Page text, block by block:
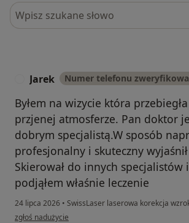
Szukaj w opiniach
Jarek Numer telefonu
Byłem na wizycie która
przjenej atmosferze. Pan doktor
dobrym specjalistą.W sposób
profesjonalny i skuteczny
Skierował do innych specjalistów
podjąłem właśnie leczenie
24 lipca 2026 • SwissLaser laserowa korekcja
w opinii użytkownika Jarek
zgłoś nadużycie